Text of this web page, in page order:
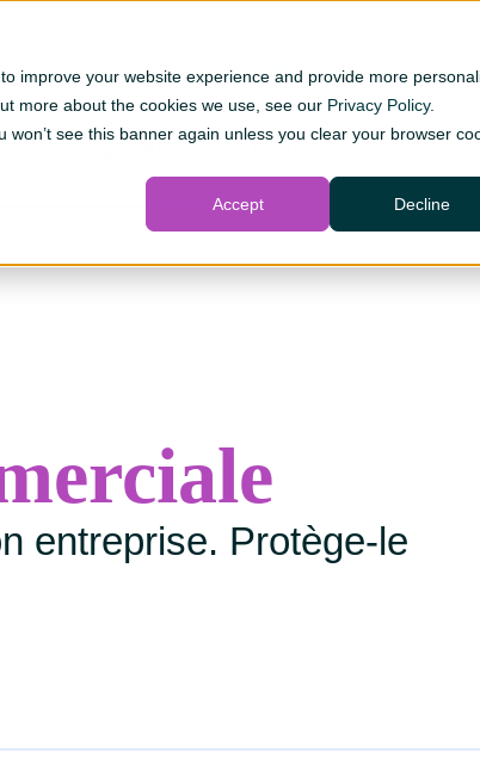
improve your website experience and provide more
more about the cookies we use, see our Privacy Policy.
see this banner again unless you clear your browser
Accept Decline
Joignez-vous à nous Travailler chez Caisse
et agriculture Gestion de patrimoine
entreprise. Protège-le